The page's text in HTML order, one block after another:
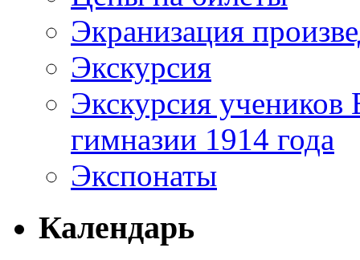
Экранизация
Экскурсия
Экскурсия
гимназии 1914 года
Экспонаты
Календарь